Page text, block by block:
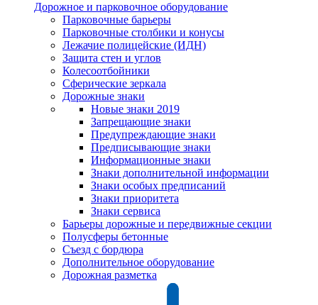
Дорожное и парковочное оборудование
Парковочные барьеры
Парковочные столбики и конусы
Лежачие полицейские (ИДН)
Защита стен и углов
Колесоотбойники
Сферические зеркала
Дорожные знаки
Новые знаки 2019
Запрещающие знаки
Предупреждающие знаки
Предписывающие знаки
Информационные знаки
Знаки дополнительной информации
Знаки особых предписаний
Знаки приоритета
Знаки сервиса
Барьеры дорожные и передвижные секции
Полусферы бетонные
Съезд с бордюра
Дополнительное оборудование
Дорожная разметка